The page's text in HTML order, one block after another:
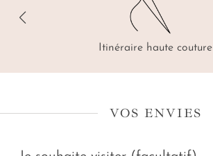
Itinéraire haute couture
VOS ENVIES